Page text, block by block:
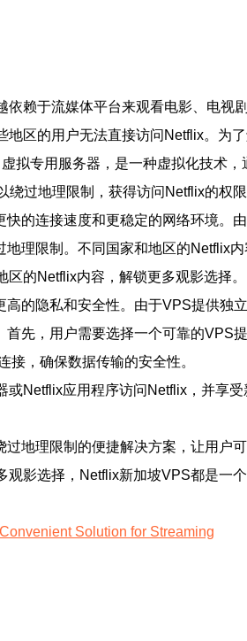
依赖于流媒体平台来观看电影、电
区的用户无法直接访问Netflix。为
拟专用服务器，是一种虚拟化技术
过地理限制，获得访问Netflix的权限
的连接速度和更稳定的网络环境。
理限制。不同国家和地区的Netflix
的Netflix内容，解锁更多观影选择。
的隐私和安全性。由于VPS提供独
先，用户需要选择一个可靠的VPS
，确保数据传输的安全性。
或Netflix应用程序访问Netflix，并享
过地理限制的便捷解决方案，让用户
影选择，Netflix新加坡VPS都是一个
Solution for Streaming